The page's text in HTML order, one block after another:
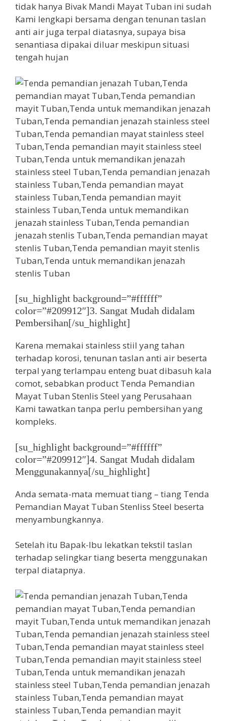
tidak hanya Bivak Mandi Mayat Tuban ini sudah
Kami lengkapi bersama dengan tenunan taslan
anti air juga terpal diatasnya, supaya bisa
senantiasa dipakai diluar meskipun situasi
tengah hujan
[su_highlight background=”#ffffff”
color=”#209912″]3. Sangat Mudah didalam
Pembersihan[/su_highlight]
Karena memakai stainless stiil yang tahan
terhadap korosi, tenunan taslan anti air beserta
terpal yang terlampau enteng buat dibasuh kala
comot, sebabkan product Tenda Pemandian
Mayat Tuban Stenlis Steel yang Perusahaan
Kami tawatkan tanpa perlu pembersihan yang
kompleks.
[su_highlight background=”#ffffff”
color=”#209912″]4. Sangat Mudah didalam
Menggunakannya[/su_highlight]
Anda semata-mata memuat tiang – tiang Tenda
Pemandian Mayat Tuban Stenliss Steel beserta
menyambungkannya.
Setelah itu Bapak-Ibu lekatkan tekstil taslan
terhadap selingkar tiang beserta menggunakan
terpal diatapnya.